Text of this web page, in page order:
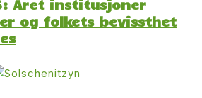
Året institusjoner
og folkets bevissthet